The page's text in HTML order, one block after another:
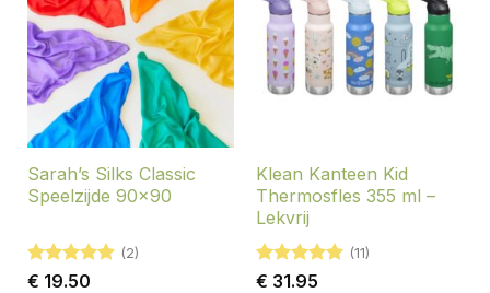
Sarah’s Silks Classic
Speelzijde 90×90
Gewaardeerd
(2)
€ 19.50
Klean Kanteen Kid
Thermosfles 355 ml –
Lekvrij
Gewaardeerd
(11)
€ 31.95